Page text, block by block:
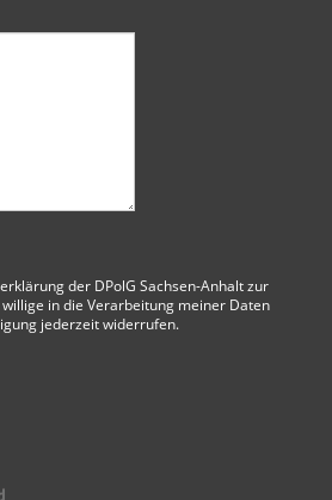
der DPolG Sachsen-Anhaltzur
in die Verarbeitung meiner Daten
jederzeit widerrufen.